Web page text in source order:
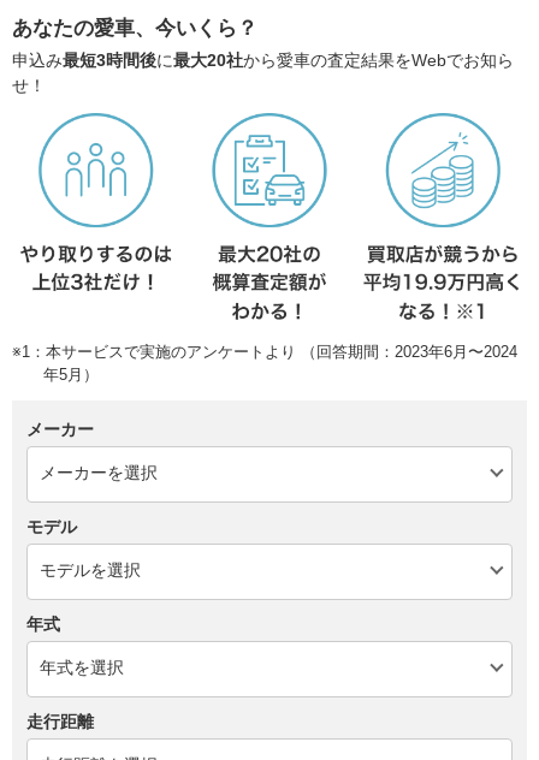
あなたの愛車、今いくら？
申込み最短3時間後に最大20社から愛車の査定結果をWebでお知ら
せ！
※1：本サービスで実施のアンケートより （回答期間：2023年6月〜2024
年5月）
メーカー
モデル
年式
走行距離